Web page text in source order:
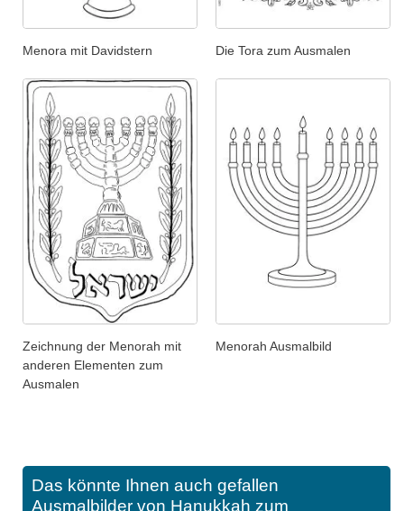
Menora mit Davidstern Die Tora zum Ausmalen
Zeichnung der Menorah mit
anderen Elementen zum
Ausmalen
Menorah Ausmalbild
Das könnte Ihnen auch gefallen
Ausmalbilder von Hanukkah zum